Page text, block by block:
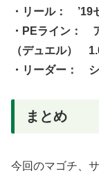
・リール： ’19
・PEライン：
（デュエル）
・リーダー：
まとめ
今回のマゴチ、